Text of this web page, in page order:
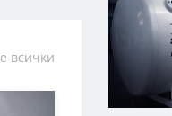
всички